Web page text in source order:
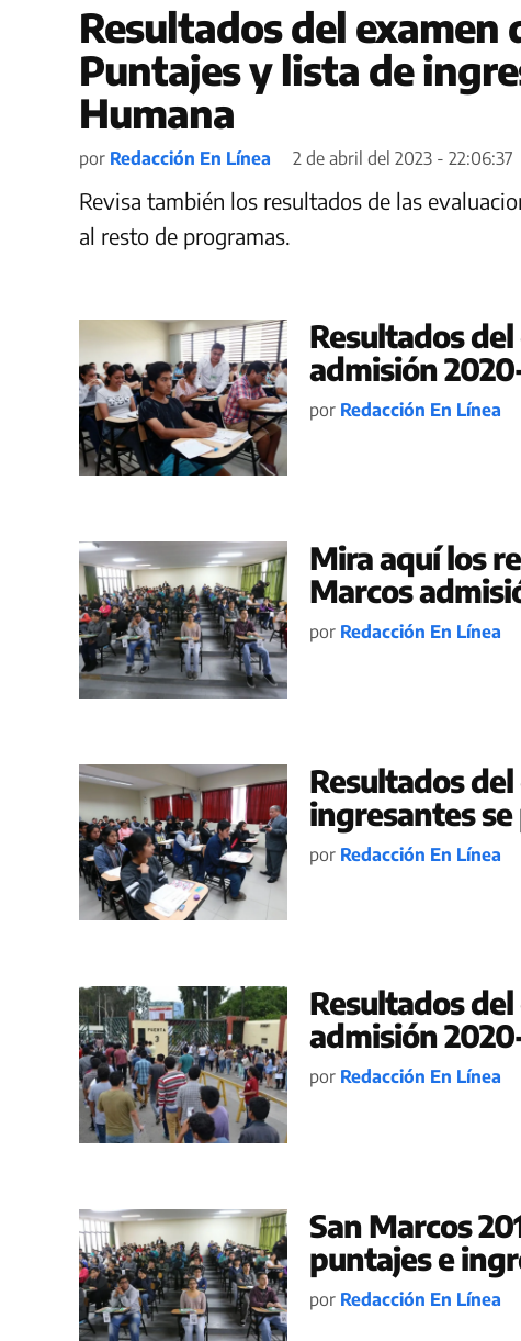
Resultados del examen
Puntajes y lista de
Humana
por Redacción En Línea 2 de abril del 2023 - 22:06:37
Revisa también los resultados de las
al resto de programas.
Resultados
admisión
por Redacción En Línea
Mira aquí los
Marcos
por Redacción En Línea
Resultados
ingresantes
por Redacción En Línea
Resultados
admisión
por Redacción En Línea
San Marcos
puntajes e
por Redacción En Línea